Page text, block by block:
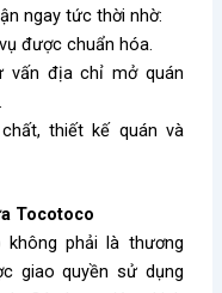
ngay tức thời nhờ:
được chuẩn hóa.
vấn địa chỉ mở quán
thiết kế quán và
Tocotoco
không phải là thương
giao quyền sử dụng